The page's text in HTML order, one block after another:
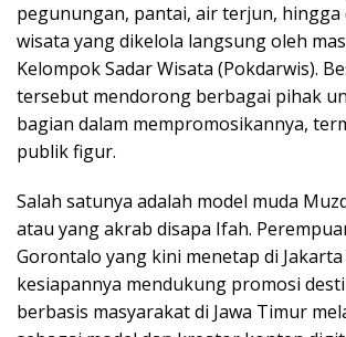
pegunungan, pantai, air terjun, hingga
wisata yang dikelola langsung oleh
Kelompok Sadar Wisata (Pokdarwis).
tersebut mendorong berbagai pihak
bagian dalam mempromosikannya,
publik figur.
Salah satunya adalah model muda
atau yang akrab disapa Ifah.
Gorontalo yang kini menetap di
kesiapannya mendukung promosi
berbasis masyarakat di Jawa Timur